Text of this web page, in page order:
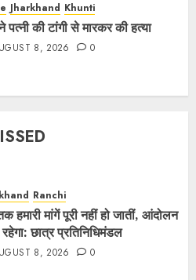
Jharkhand Khunti
पत्नी की टांगी से मारकर की हत्या
8, 2026 0
Ranchi
हमारी मांगें पूरी नहीं हो जातीं, आंदोलन
रहेगा: छात्र प्रतिनिधिमंडल
8, 2026 0